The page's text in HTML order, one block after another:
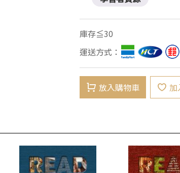
庫存≦30
運送方式：
放入購物車 加